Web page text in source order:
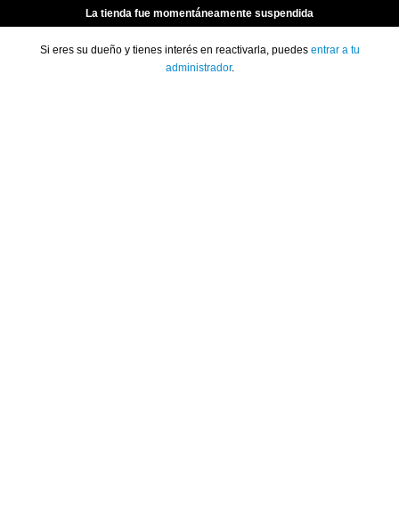
La tienda fue momentáneamente suspendida
Si eres su dueño y tienes interés en reactivarla, puedes entrar a tu
administrador.